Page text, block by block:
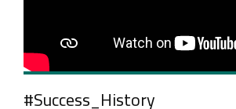
#Success_History